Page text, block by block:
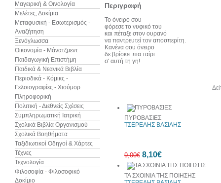
Μαγειρική & Οινολογία
Μελέτες, Δοκίμια
Μεταφυσική - Εσωτερισμός -
Αναζήτηση
Ξενόγλωσσα
Οικονομία - Μάνατζμεντ
Παιδαγωγική Επιστήμη
Παιδικά & Νεανικά Βιβλία
Περιοδικά - Κόμικς -
Γελοιογραφίες - Χιούμορ
Πληροφορική
Πολιτική - Διεθνείς Σχέσεις
Συμπληρωματική Ιατρική
Σχολικά Βιβλία Οργανισμού
Σχολικά Βοηθήματα
Ταξιδιωτικοί Οδηγοί & Χάρτες
Τέχνες
Τεχνολογία
Φιλοσοφία - Φιλοσοφικό
Δοκίμιο
Περιγραφή
Το όνειρό σου
φόρεσε το νυφικό του
και πέταξε στον ουρανό
να παντρευτεί τον αποσπερίτη.
Κανένα σου όνειρο
δε βρίσκει πια ταίρι
σ' αυτή τη γη!
ΠΥΡΟΒΑΣΙΕΣ
ΤΣΕΡΕΛΗΣ ΒΑΣΙΛΗΣ
9,00€ 8,10€
ΤΑ ΣΧΟΙΝΙΑ ΤΗΣ ΠΟΙΗΣΗΣ